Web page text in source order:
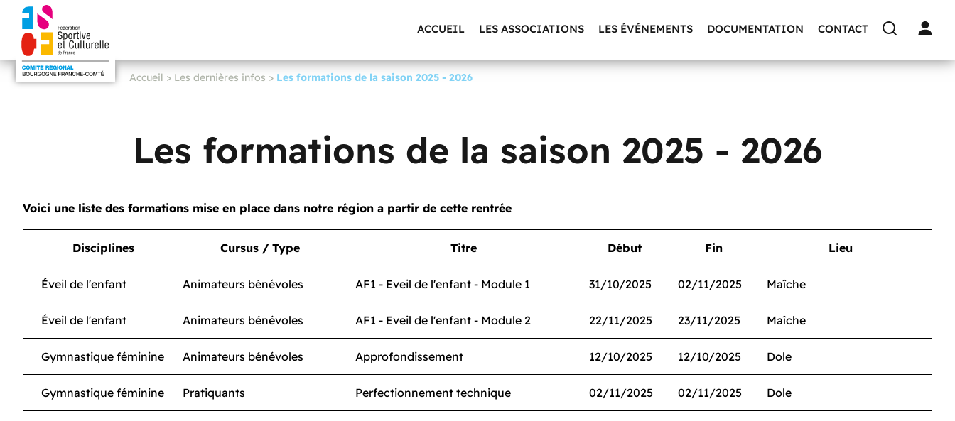
ACCUEIL LES ASSOCIATIONS LES ÉVÉNEMENTS DOCUMENTATION CONTACT
Accueil > Les dernières infos > Les formations de la saison 2025 - 2026
Les formations de la saison 2025 - 2026
Voici une liste des formations mise en place dans notre région a partir de cette rentrée
Disciplines Cursus / Type Titre Début Fin Lieu
Éveil de l'enfant Animateurs bénévoles AF1 - Eveil de l'enfant - Module 1 31/10/2025 02/11/2025 Maîche
Éveil de l'enfant Animateurs bénévoles AF1 - Eveil de l'enfant - Module 2 22/11/2025 23/11/2025 Maîche
Gymnastique féminine Animateurs bénévoles Approfondissement 12/10/2025 12/10/2025 Dole
Gymnastique féminine Pratiquants Perfectionnement technique 02/11/2025 02/11/2025 Dole